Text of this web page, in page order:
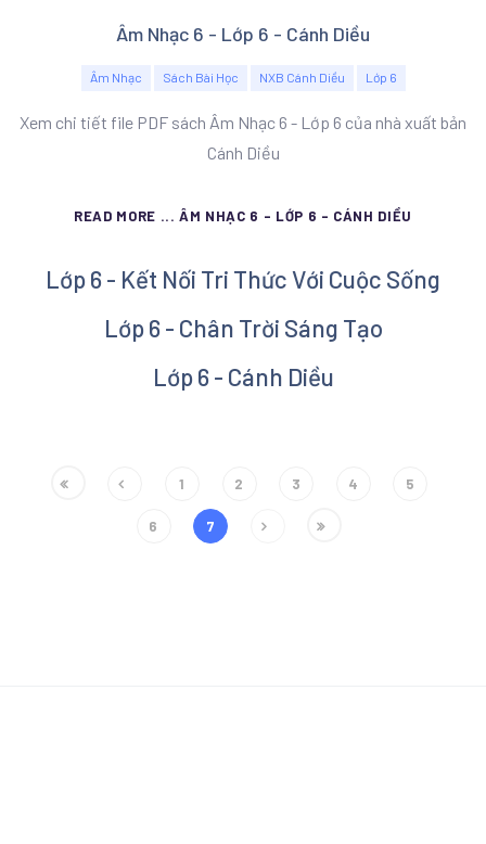
Âm Nhạc 6 - Lớp 6 - Cánh Diều
Âm Nhạc Sách Bài Học NXB Cánh Diều Lớp 6
Xem chi tiết file PDF sách Âm Nhạc 6 - Lớp 6 của nhà xuất bản
Cánh Diều
READ MORE ... ÂM NHẠC 6 - LỚP 6 - CÁNH DIỀU
Lớp 6 - Kết Nối Tri Thức Với Cuộc Sống
Lớp 6 - Chân Trời Sáng Tạo
Lớp 6 - Cánh Diều
1 2 3 4 5
6 7